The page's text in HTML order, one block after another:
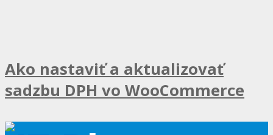
Ako nastaviť a aktualizovať
sadzbu DPH vo WooCommerce